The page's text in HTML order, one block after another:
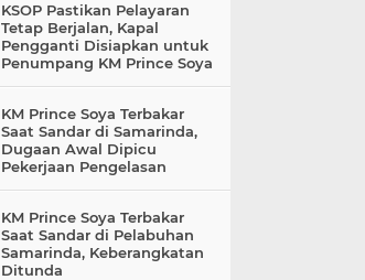
KSOP Pastikan Pelayaran
Tetap Berjalan, Kapal
Pengganti Disiapkan untuk
Penumpang KM Prince Soya
KM Prince Soya Terbakar
Saat Sandar di Samarinda,
Dugaan Awal Dipicu
Pekerjaan Pengelasan
KM Prince Soya Terbakar
Saat Sandar di Pelabuhan
Samarinda, Keberangkatan
Ditunda